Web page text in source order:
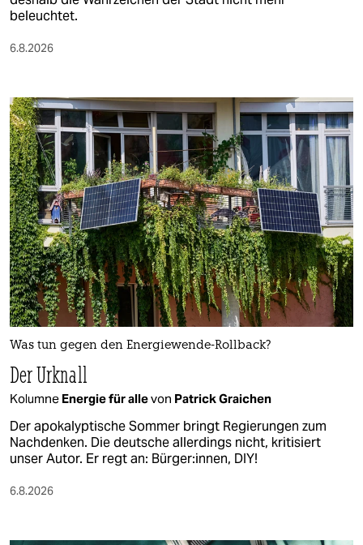
beleuchtet.
6.8.2026
Was tun gegen den Energiewende-Rollback?
Der Urknall
Kolumne Energie für allevon Patrick Graichen
Der apokalyptische Sommer bringt Regierungen zum
Nachdenken. Die deutsche allerdings nicht, kritisiert
unser Autor. Er regt an: Bürger:innen, DIY!
6.8.2026